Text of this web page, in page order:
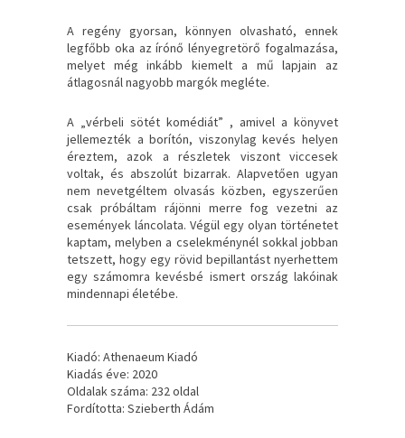
A regény gyorsan, könnyen olvasható, ennek
legfőbb oka az írónő lényegretörő fogalmazása,
melyet még inkább kiemelt a mű lapjain az
átlagosnál nagyobb margók megléte.
A „vérbeli sötét komédiát” , amivel a könyvet
jellemezték a borítón, viszonylag kevés helyen
éreztem, azok a részletek viszont viccesek
voltak, és abszolút bizarrak. Alapvetően ugyan
nem nevetgéltem olvasás közben, egyszerűen
csak próbáltam rájönni merre fog vezetni az
események láncolata. Végül egy olyan történetet
kaptam, melyben a cselekménynél sokkal jobban
tetszett, hogy egy rövid bepillantást nyerhettem
egy számomra kevésbé ismert ország lakóinak
mindennapi életébe.
Kiadó: Athenaeum Kiadó
Kiadás éve: 2020
Oldalak száma: 232 oldal
Fordította: Szieberth Ádám